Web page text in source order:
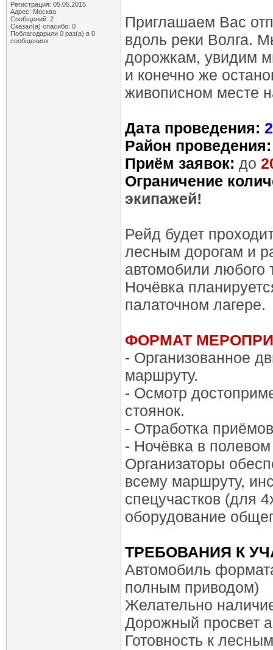
Регистрация: 05.05.2015
Адрес: Москва
Сообщений: 2
Сказал(а) спасибо: 0
Поблагодарили 0 раз(а) в 0
сообщениях
Приглашаем Вас
вдоль реки Волга.
дорожкам, увидим
и конечно же
живописном месте
Дата проведения:
Район проведения:
Приём заявок: до
Ограничение
экипажей!
Рейд будет
лесным дорогам и
автомобили любого
Ночёвка
палаточном лагере.
ФОРМАТ
- Организованное
маршруту.
- Осмотр
стоянок.
- Отработка
- Ночёвка в
Организаторы
всему маршруту,
спецучастков (для
оборудование
ТРЕБОВАНИЯ К
Автомобиль
полным приводом)
Желательно
Дорожный просвет
Готовность к